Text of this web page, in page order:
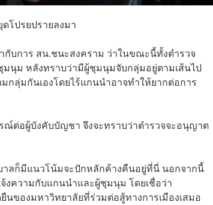
โปรยปรายลงมา
กับการ สน.ชนะสงคราม ว่าในขณะนี้ทั้งตำรวจ
มนุม หลังทราบว่ามีผู้ชุมนุมจับกลุ่มอยู่ตามเส้นไป
ลุ่มกันเองโดยไร้แกนนำอาจทำให้ยากต่อการ
ต่อผู้บังคับบัญชา จึงจะทราบว่าตำรวจจะอนุญาต
าลก็มีแนวโน้มจะปักหลักค้างคืนอยู่ที่นี่ นอกจากนี้
งความกับแกนนำและผู้ชุมนุม โดยเชื่อว่า
ของมหาวิทยาลัยที่ร่วมต่อสู้ทางการเมืองเสมอ